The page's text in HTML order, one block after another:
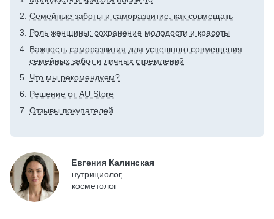
Семейные заботы и саморазвитие: как совмещать
Роль женщины: сохранение молодости и красоты
Важность саморазвития для успешного совмещения
семейных забот и личных стремлений
Что мы рекомендуем?
Решение от AU Store
Отзывы покупателей
Евгения Калинская
нутрициолог,
косметолог